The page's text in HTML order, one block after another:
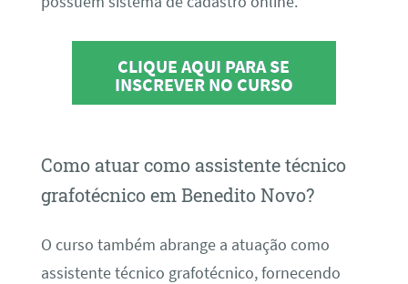
CLIQUE AQUI PARA SE
INSCREVER NO CURSO
Como atuar como assistente técnico
grafotécnico em Benedito Novo?
O curso também abrange a atuação como
assistente técnico grafotécnico, fornecendo